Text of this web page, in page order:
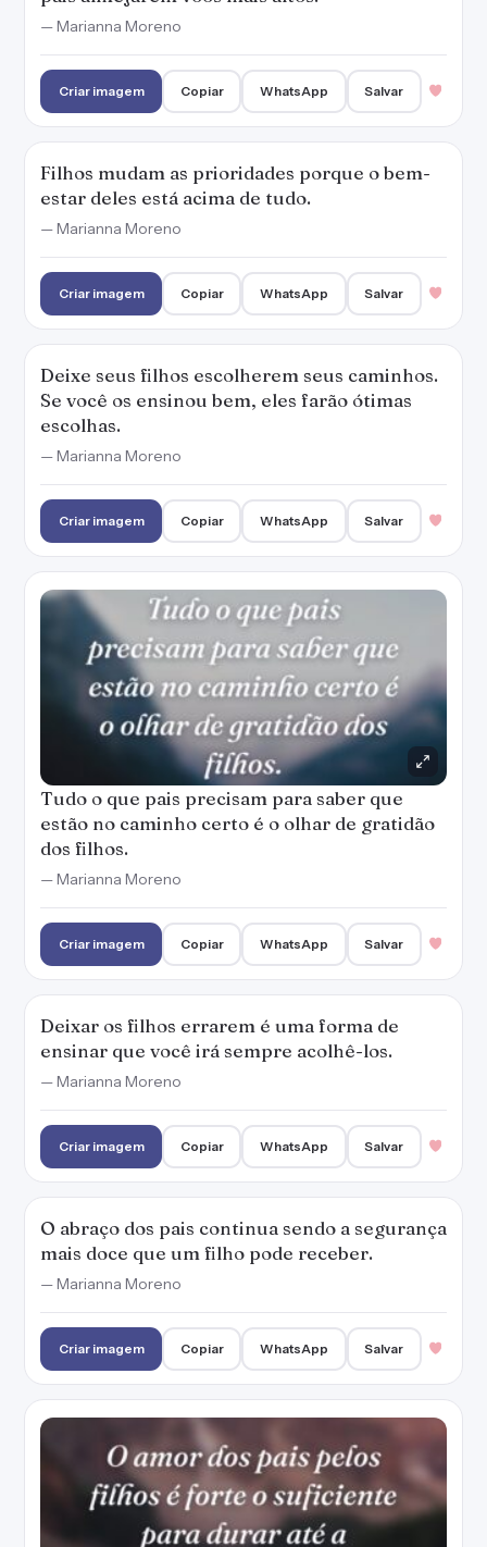
Deixe seus filhos escolherem seus caminhos.
Se você os ensinou bem, eles farão ótimas
escolhas.
Criar imagem Copiar WhatsApp
estão no caminho certo é o olhar de gratidão
dos filhos.
— Marianna Moreno
Criar imagem Copiar WhatsApp
Deixar os filhos errarem é uma forma de
ensinar que você irá sempre acolhê-los.
— Marianna Moreno
Criar imagem Copiar WhatsApp Salvar
O abraço dos pais continua sendo a segurança
mais doce que um filho pode receber.
— Marianna Moreno
Criar imagem Copiar WhatsApp Salvar
suficiente para durar até a eternidade.
— Marianna Moreno
Copiar Salvar
A coisa mais importante que os pais podem
ensinar para os seus filhos é como viverem